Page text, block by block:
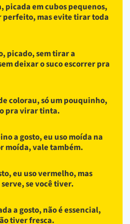
picada em cubos pequenos,
perfeito, mas evite tirar toda
picado, sem tirar a
deixar o suco escorrer pra
colorau, só um pouquinho,
pra virar tinta.
a gosto, eu uso moída na
moída, vale também.
eu uso vermelho, mas
se você tiver.
a gosto, não é essencial,
tiver fresca.